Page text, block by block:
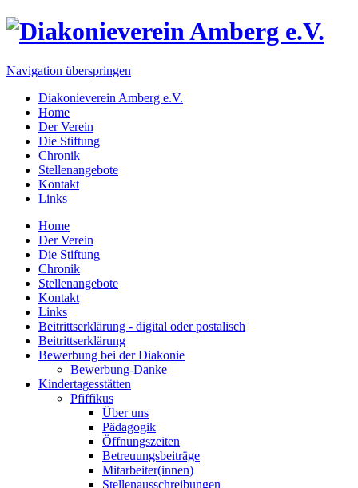
Navigation überspringen
Diakonieverein Amberg e.V.
Home
Der Verein
Die Stiftung
Chronik
Stellenangebote
Kontakt
Links
Home
Der Verein
Die Stiftung
Chronik
Stellenangebote
Kontakt
Links
Beitrittserklärung - digital oder postalisch
Beitrittserklärung
Bewerbung bei der Diakonie
Bewerbung-Danke
Kindertagesstätten
Pfiffikus
Über uns
Pädagogik
Öffnungszeiten
Betreuungsbeiträge
Mitarbeiter(innen)
Stellenausschreibungen